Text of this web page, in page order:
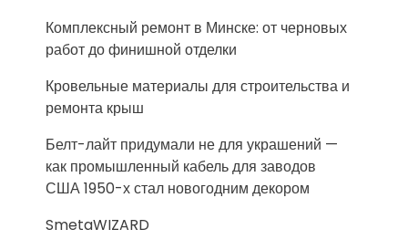
Комплексный ремонт в Минске: от черновых
работ до финишной отделки
Кровельные материалы для строительства и
ремонта крыш
Белт-лайт придумали не для украшений —
как промышленный кабель для заводов
США 1950-х стал новогодним декором
SmetaWIZARD